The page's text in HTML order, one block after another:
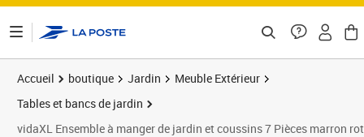
Accueil boutique Jardin
Meuble Extérieur
Tables et bancs de jardin
vidaXL Ensemble à manger de jardin et coussins 7 Pièces marron